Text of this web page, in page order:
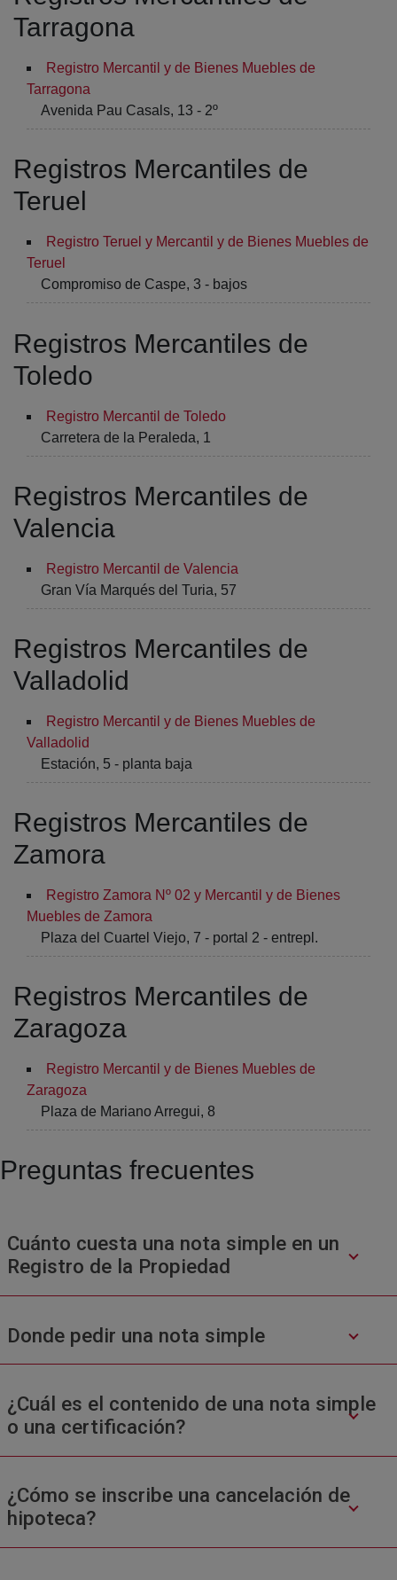
Tarragona
Registro Mercantil y de Bienes Muebles de
Tarragona
Avenida Pau Casals, 13 - 2º
Registros Mercantiles de
Teruel
Registro Teruel y Mercantil y de Bienes Muebles de
Teruel
Compromiso de Caspe, 3 - bajos
Registros Mercantiles de
Toledo
Registro Mercantil de Toledo
Carretera de la Peraleda, 1
Registros Mercantiles de
Valencia
Registro Mercantil de Valencia
Gran Vía Marqués del Turia, 57
Registros Mercantiles de
Valladolid
Registro Mercantil y de Bienes Muebles de
Valladolid
Estación, 5 - planta baja
Registros Mercantiles de
Zamora
Registro Zamora Nº 02 y Mercantil y de Bienes
Muebles de Zamora
Plaza del Cuartel Viejo, 7 - portal 2 - entrepl.
Registros Mercantiles de
Zaragoza
Registro Mercantil y de Bienes Muebles de
Zaragoza
Plaza de Mariano Arregui, 8
Preguntas frecuentes
Cuánto cuesta una nota simple en un
Registro de la Propiedad
Donde pedir una nota simple
¿Cuál es el contenido de una nota simple
o una certificación?
¿Cómo se inscribe una cancelación de
hipoteca?